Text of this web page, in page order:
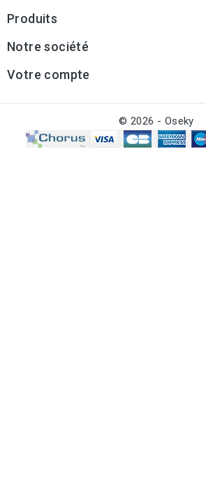
Produits
Notre société
Votre compte
© 2026 - Oseky